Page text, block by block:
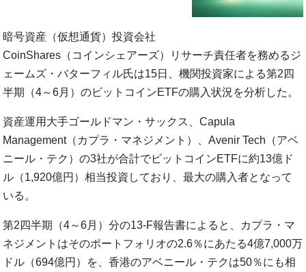
暗号資産（仮想通貨）投資会社
CoinShares（コインシェアーズ）リサーチ責任者を務めるジ
ェームズ・バターフィル氏は15日、機関投資家による第2四
半期（4～6月）のビットコインETFの購入状況を分析した。
資産運用大手ゴールドマン・サックス、Capula
Management（カプラ・マネジメント）、Avenir Tech（アベ
ニール・テク）の3社が合計でビットコインETFに約13億ド
ル（1,920億円）相当投資しており、最大の購入者となって
いる。
第2四半期（4～6月）分の13-F報告書によると、カプラ・マ
ネジメントはそのポートフォリオの2.6％にあたる4億7,000万
ドル（694億円）を、香港のアベニール・テクは50％にも相